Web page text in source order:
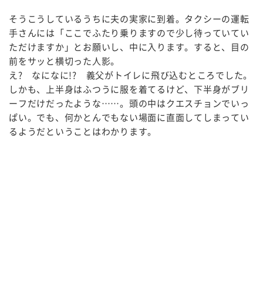
そうこうしているうちに夫の実家に到着。タクシーの運転
手さんには「ここでふたり乗りますので少し待っていてい
ただけますか」とお願いし、中に入ります。すると、目の
前をサッと横切った人影。
え? なになに!? 義父がトイレに飛び込むところでした。
しかも、上半身はふつうに服を着てるけど、下半身がブリ
ーフだけだったような……。頭の中はクエスチョンでいっ
ぱい。でも、何かとんでもない場面に直面してしまってい
るようだということはわかります。